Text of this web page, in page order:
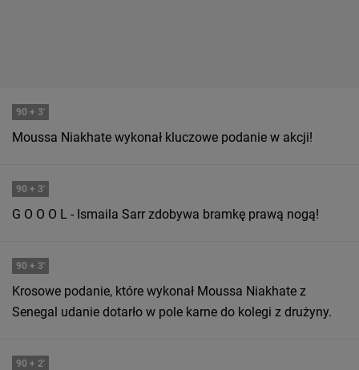
90 + 3'
Moussa Niakhate wykonał kluczowe podanie w akcji!
90 + 3'
G O O O L - Ismaila Sarr zdobywa bramkę prawą nogą!
90 + 3'
Krosowe podanie, które wykonał Moussa Niakhate z
Senegal udanie dotarło w pole karne do kolegi z drużyny.
90 + 2'